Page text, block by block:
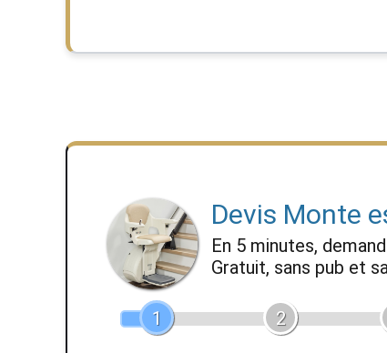
Devis Monte
En 5 minutes,
Gratuit, sans pub et
1 2